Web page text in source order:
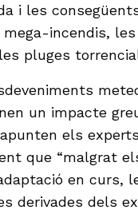
i les
mega-incendis,
pluges
un impacte
els
que “malgrat
en curs,
derivades dels